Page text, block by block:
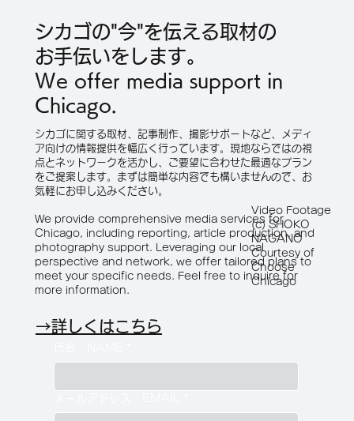
経て映画化。映画『ブルーボーイ事件』3
月26日・シカゴプレミア上映。
シカゴの"今"を伝える取材の
お手伝いをします。
We offer media support in
Chicago.
シカゴに関する取材、記事制作、撮影サポートなど、メディ
ア向けの情報提供を幅広く行っています。現地ならではの視
点とネットワークを活かし、ご要望に合わせた最適なプラン
をご提案します。まずは簡単な内容でも構いませんので、お
気軽にお申し込みください。
We provide comprehensive media services for
Chicago, including reporting, article production, and
photography support. Leveraging our local
perspective and network, we offer tailored plans to
meet your specific needs. Feel free to inquire for
more information.
→詳しくはこちら
Video Footage
(c) SHOKO
NAGANO
Courtesy of
Choose
Chicago